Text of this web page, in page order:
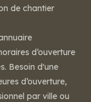
de chantier
d’ouverture
Besoin d'une
d’ouverture,
par ville ou